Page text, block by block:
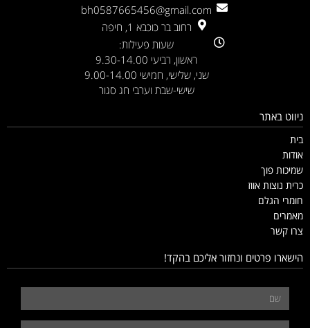
bh0587665456@gmail.com
רחוב בר כוכבא 1, חיפה
שעות פעילות:
ראשון, רביעי 9.30-14.00
שני, שלישי, חמישי 9.00-14.00
שישי-שבת וערבי חג סגור
ניווט באתר
בית
אודות
שמיכות פוך
כרית נוצות אווז
חומרי הגלם
מאמרים
צרו קשר
הישארו פרטים ונחזור אליכם בהקד!